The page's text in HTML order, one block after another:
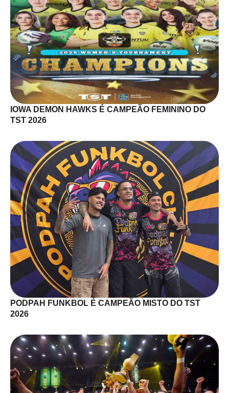
IOWA DEMON HAWKS É CAMPEÃO FEMININO DO
TST 2026
PODPAH FUNKBOL É CAMPEÃO MISTO DO TST
2026